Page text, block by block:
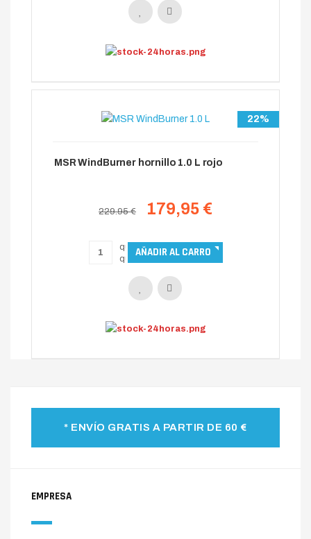
22%
MSR WindBurner hornillo 1.0 L rojo
229.95 € 179,95 €
* ENVÍO GRATIS A PARTIR DE 60 €
EMPRESA